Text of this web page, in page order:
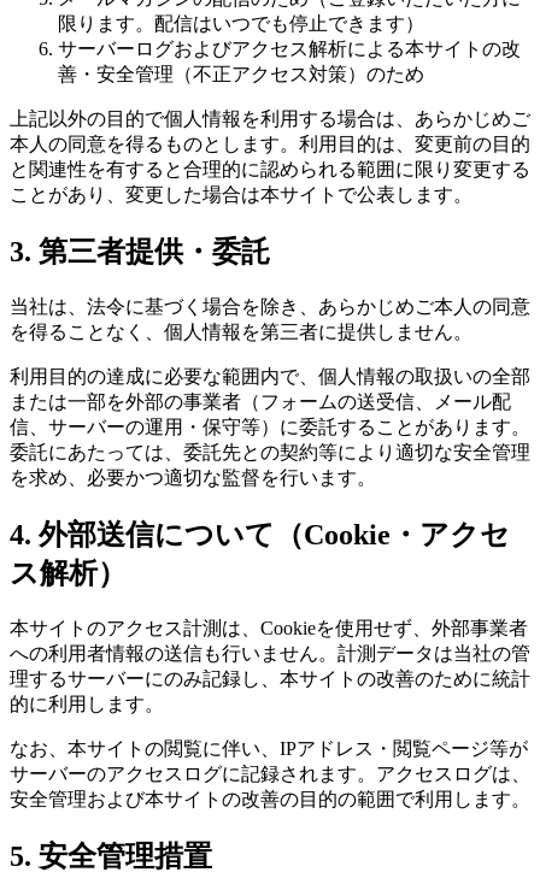
限ります。配信はいつでも停止できます）
サーバーログおよびアクセス解析による本サイトの改
善・安全管理（不正アクセス対策）のため
上記以外の目的で個人情報を利用する場合は、あらかじめご
本人の同意を得るものとします。利用目的は、変更前の目的
と関連性を有すると合理的に認められる範囲に限り変更する
ことがあり、変更した場合は本サイトで公表します。
3. 第三者提供・委託
当社は、法令に基づく場合を除き、あらかじめご本人の同意
を得ることなく、個人情報を第三者に提供しません。
利用目的の達成に必要な範囲内で、個人情報の取扱いの全部
または一部を外部の事業者（フォームの送受信、メール配
信、サーバーの運用・保守等）に委託することがあります。
委託にあたっては、委託先との契約等により適切な安全管理
を求め、必要かつ適切な監督を行います。
4. 外部送信について（Cookie・アクセ
ス解析）
本サイトのアクセス計測は、Cookieを使用せず、外部事業者
への利用者情報の送信も行いません。計測データは当社の管
理するサーバーにのみ記録し、本サイトの改善のために統計
的に利用します。
なお、本サイトの閲覧に伴い、IPアドレス・閲覧ページ等が
サーバーのアクセスログに記録されます。アクセスログは、
安全管理および本サイトの改善の目的の範囲で利用します。
5. 安全管理措置